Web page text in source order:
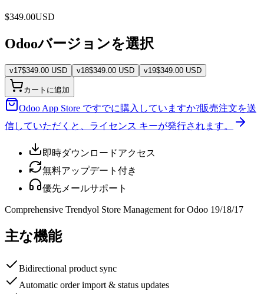
$349.00USD
Odooバージョンを選択
v17$349.00 USD v18$349.00 USD v19$349.00 USD
カートに追加
Odoo App Store ですでに購入していますか?販売注文を送
信していただくと、ライセンス キーが発行されます。
即時ダウンロードアクセス
無料アップデート付き
優先メールサポート
Comprehensive Trendyol Store Management for Odoo 19/18/17
主な機能
Bidirectional product sync
Automatic order import & status updates